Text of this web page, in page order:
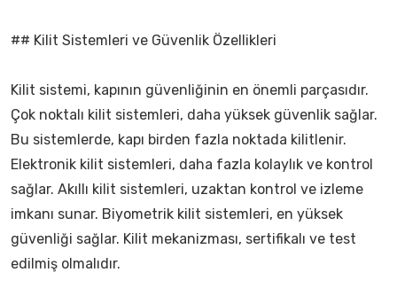
## Kilit Sistemleri ve Güvenlik Özellikleri
Kilit sistemi, kapının güvenliğinin en önemli parçasıdır.
Çok noktalı kilit sistemleri, daha yüksek güvenlik sağlar.
Bu sistemlerde, kapı birden fazla noktada kilitlenir.
Elektronik kilit sistemleri, daha fazla kolaylık ve kontrol
sağlar. Akıllı kilit sistemleri, uzaktan kontrol ve izleme
imkanı sunar. Biyometrik kilit sistemleri, en yüksek
güvenliği sağlar. Kilit mekanizması, sertifikalı ve test
edilmiş olmalıdır.